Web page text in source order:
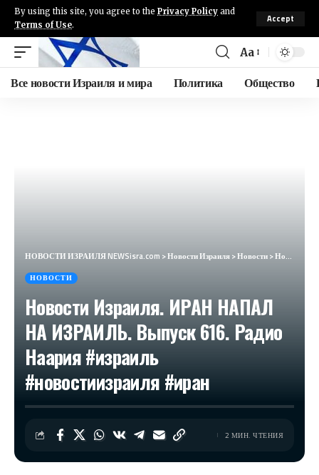
By using this site, you agree to the Privacy Policy and
Terms of Use.
Accept
Aa
Все новости Израиля и мира Политика Общество
НОВОСТИ ИЗРАИЛЯ NEWSisra.com >Новости Израиля>Новости>Новости Израиля. ИРАН НАПАЛ НА ИЗРАИЛЬ. Выпуск 616. Радио Наария #израиль #новостиизраиля #иран
НОВОСТИ
Новости Израиля. ИРАН НАПАЛ
НА ИЗРАИЛЬ. Выпуск 616. Радио
Наария #израиль
#новостиизраиля #иран
2 МИН. ЧТЕНИЯ